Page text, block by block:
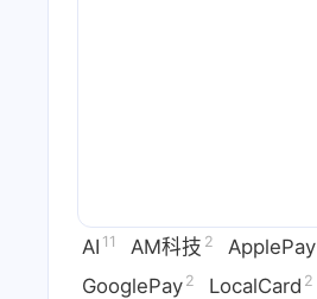
AI 11 AM科技 2 ApplePay
GooglePay 2 LocalCard 2